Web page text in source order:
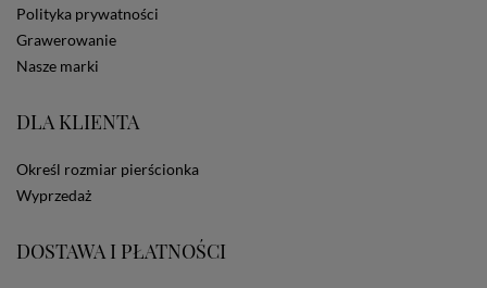
wygody wszystkich użytkowników (w tym Kupujących)
przy korzystaniu ze Sklepu (zapamiętywanie
preferencji i ustawień na stronie, zbieranie
anonimowych danych dla celów reklamowych i
portale społecznościowe, np. Facebook). Korzystanie
ze Sklepu bez zmiany ustawień w przeglądarce
zamieszczane w urządzeniu końcowym każdego
użytkownika. Jeżeli użytkownik nie wyraża zgody na
ustawienia swojej przeglądarki.
informacji o plikach cookies.
Polityka prywatności
Grawerowanie
Nasze marki
DLA KLIENTA
Określ rozmiar pierścionka
Wyprzedaż
DOSTAWA I PŁATNOŚCI